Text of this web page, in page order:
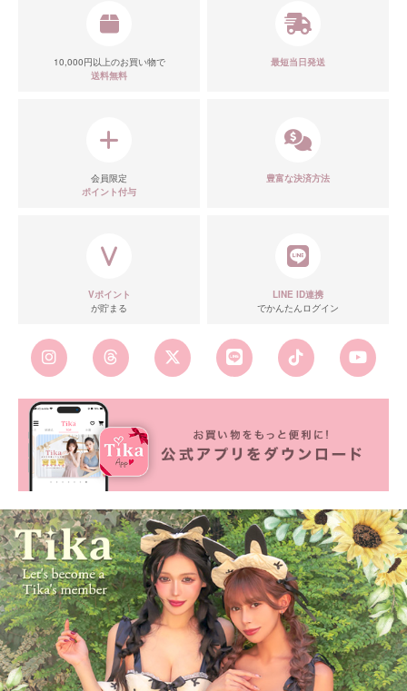
10,000円以上のお買い物で
送料無料
最短当日発送
会員限定
ポイント付与
豊富な決済方法
Vポイント
が貯まる
LINE ID連携
でかんたんログイン